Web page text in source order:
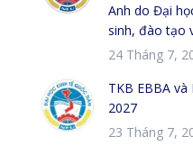
Anh do Đại
sinh, đào tạo
24 Tháng 7,
TKB EBBA
2027
23 Tháng 7,